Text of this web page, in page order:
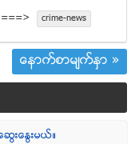
crime-news
ေနာက္စာမ်က္ႏွာ »
းေႏြးမယ္။